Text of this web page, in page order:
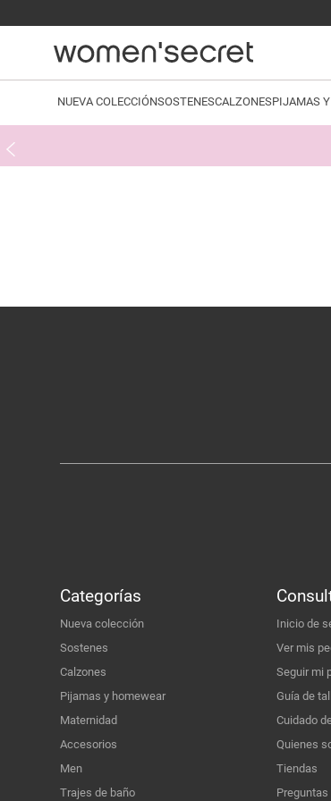
NUEVA COLECCIÓNSOSTENESCALZONESPIJAMAS
Categorías
Nueva colección
Sostenes
Calzones
Pijamas y homewear
Maternidad
Accesorios
Men
Trajes de baño
Inicio de
Ver mis
Seguir mi
Guía de
Cuidado
Quienes
Tiendas